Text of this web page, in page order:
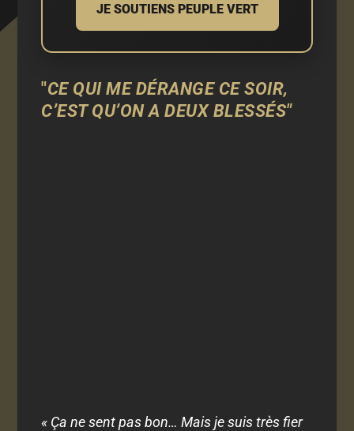
JE SOUTIENS PEUPLE VERT
"CE QUI ME DÉRANGE CE SOIR,
C’EST QU’ON A DEUX BLESSÉS"
« Ça ne sent pas bon… Mais je suis très fier